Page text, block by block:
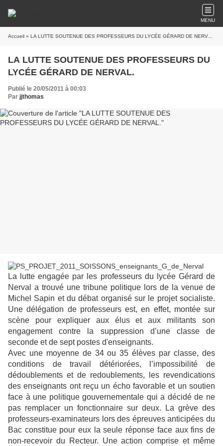
MENU
Accueil » LA LUTTE SOUTENUE DES PROFESSEURS DU LYCÉE GÉRARD DE NERVAL.
LA LUTTE SOUTENUE DES PROFESSEURS DU
LYCÉE GÉRARD DE NERVAL.
Publié le 20/05/2011 à 00:03
Par jjthomas
La lutte engagée par les professeurs du lycée Gérard de
Nerval a trouvé une tribune politique lors de la venue de
Michel Sapin et du débat organisé sur le projet socialiste.
Une délégation de professeurs est, en effet, montée sur
scène pour expliquer aux élus et aux militants son
engagement contre la suppression d’une classe de
seconde et de sept postes d'enseignants.
Avec une moyenne de 34 ou 35 élèves par classe, des
conditions de travail détériorées, l’impossibilité de
dédoublements et de redoublements, les revendications
des enseignants ont reçu un écho favorable et un soutien
face à une politique gouvernementale qui a décidé de ne
pas remplacer un fonctionnaire sur deux. La grève des
professeurs-examinateurs lors des épreuves anticipées du
Bac constitue pour eux la seule réponse face aux fins de
non-recevoir du Recteur. Une action comprise et même